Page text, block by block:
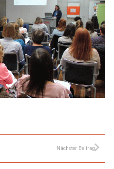
Nächster Beitrag